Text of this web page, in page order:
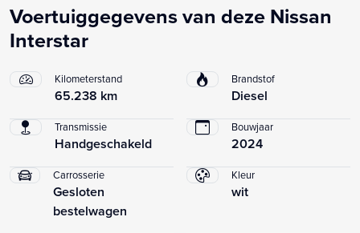
Voertuiggegevens van deze Nissan
Interstar
Kilometerstand
65.238 km
Brandstof
Diesel
Transmissie
Handgeschakeld
Bouwjaar
2024
Carrosserie
Gesloten
bestelwagen
Kleur
wit